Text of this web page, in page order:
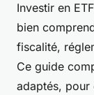
Investir en
bien
fiscalité,
Ce guide
adaptés, pour